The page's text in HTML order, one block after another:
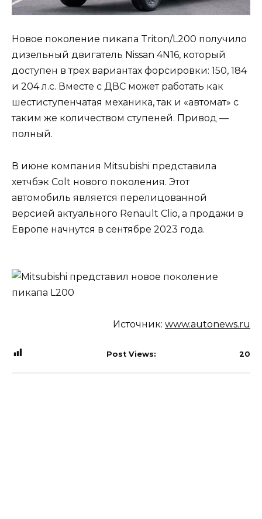
Новое поколение пикапа Triton/L200 получило
дизельный двигатель Nissan 4N16, который
доступен в трех вариантах форсировки: 150, 184
и 204 л.с. Вместе с ДВС может работать как
шестиступенчатая механика, так и «автомат» с
таким же количеством ступеней. Привод —
полный.
В июне компания Mitsubishi представила
хетчбэк Colt нового поколения. Этот
автомобиль является перелицованной
версией актуального Renault Clio, а продажи в
Европе начнутся в сентябре 2023 года.
Источник: www.autonews.ru
Post Views: 20